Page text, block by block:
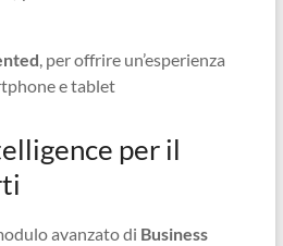
, per offrire un’esperienza
e tablet
per il
avanzato di Business